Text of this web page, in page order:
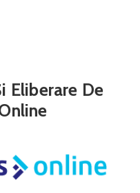
Eliberare De